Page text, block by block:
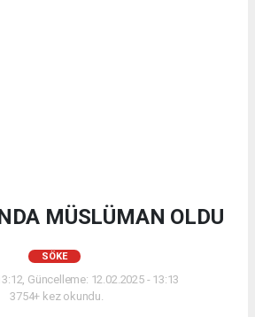
MÜSLÜMAN OLDU
SÖKE
Güncelleme: 12.02.2025 - 13:13
3754+ kez okundu.